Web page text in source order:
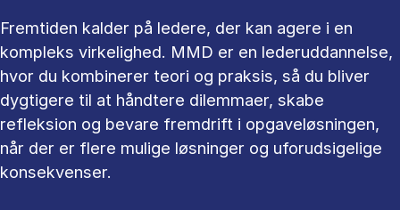
Fremtiden kalder på ledere, der kan agere i en
kompleks virkelighed. MMD er en lederuddannelse,
hvor du kombinerer teori og praksis, så du bliver
dygtigere til at håndtere dilemmaer, skabe
refleksion og bevare fremdrift i opgaveløsningen,
når der er flere mulige løsninger og uforudsigelige
konsekvenser.